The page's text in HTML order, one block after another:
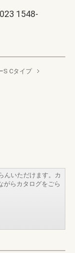
1548-
S Cタイプ
んいただけます。カ
がらカタログをごら